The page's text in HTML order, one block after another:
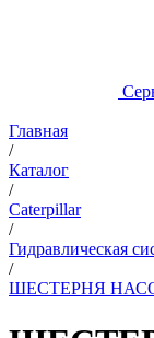
Главная
/
Каталог
/
Caterpillar
/
Гидравлическая
/
ШЕСТЕРНЯ